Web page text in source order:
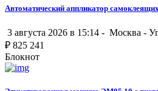
Автоматический аппликатор
3 августа 2026 в 15:14 - Москва -
₽ 825 241
Блокнот